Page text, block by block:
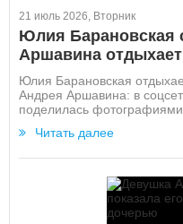
21 июль 2026, Вторник
Юлия Барановская
Аршавина отдыхает
Юлия Барановская
Андрея Аршавина: в
поделилась фотографиями
Читать далее